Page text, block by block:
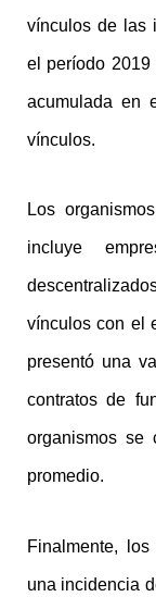
vínculos de las
el período 2019
acumulada en
vínculos.
Los
incluye
vínculos con el
presentó una
contratos de
organismos se
promedio.
Finalmente,
una incidencia